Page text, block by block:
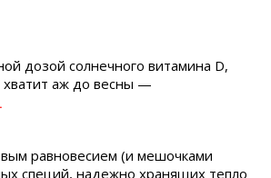
дозой солнечного витамина D,
хватит аж до весны —
равновесием (и мешочками
специй, надежно хранящих тепло